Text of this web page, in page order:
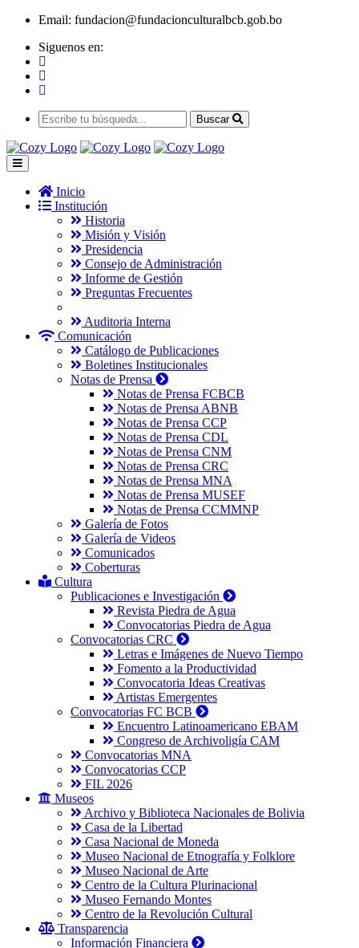
Email: fundacion@fundacionculturalbcb.gob.bo
Siguenos en:
Buscar
Inicio
Institución
Historia
Misión y Visión
Presidencia
Consejo de Administración
Informe de Gestión
Preguntas Frecuentes
Auditoria Interna
Comunicación
Catálogo de Publicaciones
Boletines Institucionales
Notas de Prensa
Notas de Prensa FCBCB
Notas de Prensa ABNB
Notas de Prensa CCP
Notas de Prensa CDL
Notas de Prensa CNM
Notas de Prensa CRC
Notas de Prensa MNA
Notas de Prensa MUSEF
Notas de Prensa CCMMNP
Galería de Fotos
Galería de Videos
Comunicados
Coberturas
Cultura
Publicaciones e Investigación
Revista Piedra de Agua
Convocatorias Piedra de Agua
Convocatorias CRC
Letras e Imágenes de Nuevo Tiempo
Fomento a la Productividad
Convocatoria Ideas Creativas
Artistas Emergentes
Convocatorias FC BCB
Encuentro Latinoamericano EBAM
Congreso de Archivoligía CAM
Convocatorias MNA
Convocatorias CCP
FIL 2026
Museos
Archivo y Biblioteca Nacionales de Bolivia
Casa de la Libertad
Casa Nacional de Moneda
Museo Nacional de Etnografía y Folklore
Museo Nacional de Arte
Centro de la Cultura Plurinacional
Museo Fernando Montes
Centro de la Revolución Cultural
Transparencia
Información Financiera